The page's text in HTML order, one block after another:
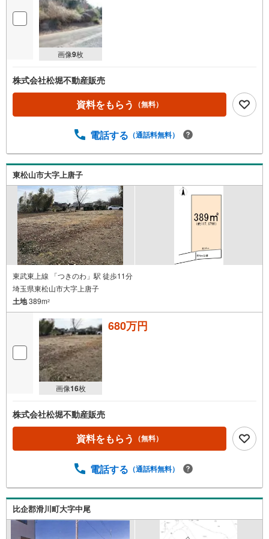
画像9枚
株式会社松堀不動産販売
資料をもらう （無料）
電話する （通話料無料）
東松山市大字上唐子
東武東上線 「つきのわ」駅 徒歩11分
埼玉県東松山市大字上唐子
土地389m2
画像16枚
680万円
株式会社松堀不動産販売
資料をもらう （無料）
電話する （通話料無料）
比企郡滑川町大字中尾